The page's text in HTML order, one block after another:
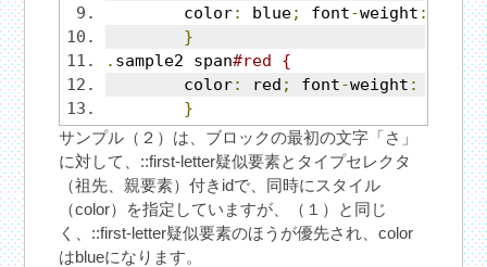
	color
: blue; font-weight : bold;
}
. sample2 span#red {
	color
: red ; font-weight : bold;
}
サンプル（２）は、ブロックの最初の文字「さ」
に対して、::first-letter疑似要素とタイプセレクタ
（祖先、親要素）付きidで、同時にスタイル
（color）を指定していますが、（１）と同じ
く、::first-letter疑似要素のほうが優先され、color
はblueになります。